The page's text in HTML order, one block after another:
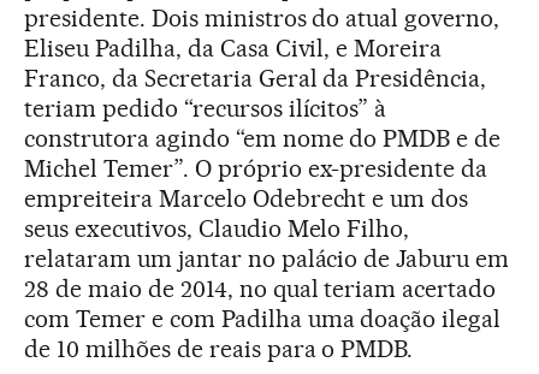
presidente. Dois ministros do atual governo,
Eliseu Padilha, da Casa Civil, e Moreira
Franco, da Secretaria Geral da Presidência,
teriam pedido “recursos ilícitos” à
construtora agindo “em nome do PMDB e de
Michel Temer”. O próprio ex-presidente da
empreiteira Marcelo Odebrecht e um dos
seus executivos, Claudio Melo Filho,
relataram um jantar no palácio de Jaburu em
28 de maio de 2014, no qual teriam acertado
com Temer e com Padilha uma doação ilegal
de 10 milhões de reais para o PMDB.